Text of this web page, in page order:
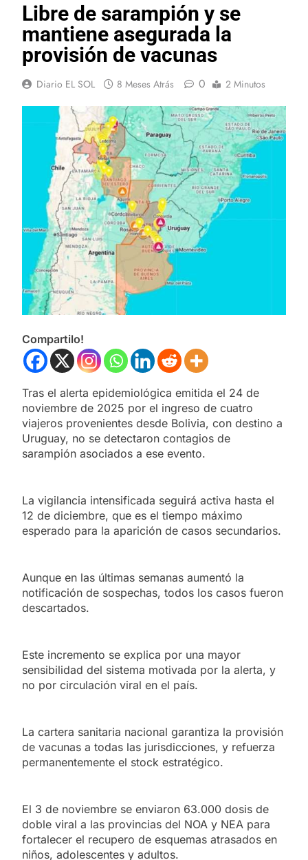
Libre de sarampión y se
mantiene asegurada la
provisión de vacunas
Diario EL SOL 8 Meses Atrás 0 2 Minutos
Compartilo!
Tras el alerta epidemiológica emitida el 24 de
noviembre de 2025 por el ingreso de cuatro
viajeros provenientes desde Bolivia, con destino a
Uruguay, no se detectaron contagios de
sarampión asociados a ese evento.
La vigilancia intensificada seguirá activa hasta el
12 de diciembre, que es el tiempo máximo
esperado para la aparición de casos secundarios.
Aunque en las últimas semanas aumentó la
notificación de sospechas, todos los casos fueron
descartados.
Este incremento se explica por una mayor
sensibilidad del sistema motivada por la alerta, y
no por circulación viral en el país.
La cartera sanitaria nacional garantiza la provisión
de vacunas a todas las jurisdicciones, y refuerza
permanentemente el stock estratégico.
El 3 de noviembre se enviaron 63.000 dosis de
doble viral a las provincias del NOA y NEA para
fortalecer el recupero de esquemas atrasados en
niños, adolescentes y adultos.